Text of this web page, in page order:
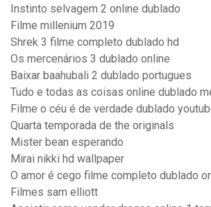
Instinto selvagem 2 online dublado
Filme millenium 2019
Shrek 3 filme completo dublado hd
Os mercenários 3 dublado online
Baixar baahubali 2 dublado portugues
Tudo e todas as coisas online dublado
Filme o céu é de verdade dublado
Quarta temporada de the originals
Mister bean esperando
Mirai nikki hd wallpaper
O amor é cego filme completo dublado
Filmes sam elliott